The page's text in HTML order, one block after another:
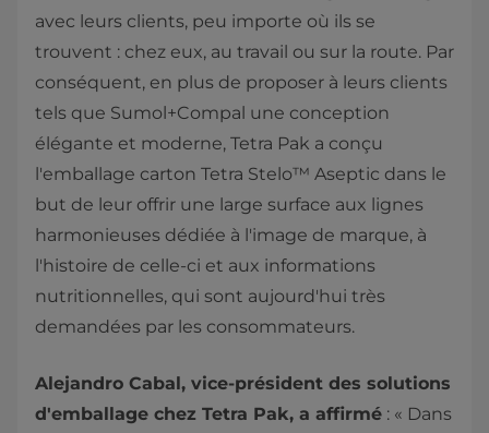
avec leurs clients, peu importe où ils se
trouvent : chez eux, au travail ou sur la route. Par
conséquent, en plus de proposer à leurs clients
tels que Sumol+Compal une conception
élégante et moderne, Tetra Pak a conçu
l'emballage carton Tetra Stelo™ Aseptic dans le
but de leur offrir une large surface aux lignes
harmonieuses dédiée à l'image de marque, à
l'histoire de celle-ci et aux informations
nutritionnelles, qui sont aujourd'hui très
demandées par les consommateurs.
Alejandro Cabal, vice-président des solutions
d'emballage chez Tetra Pak, a affirmé : « Dans